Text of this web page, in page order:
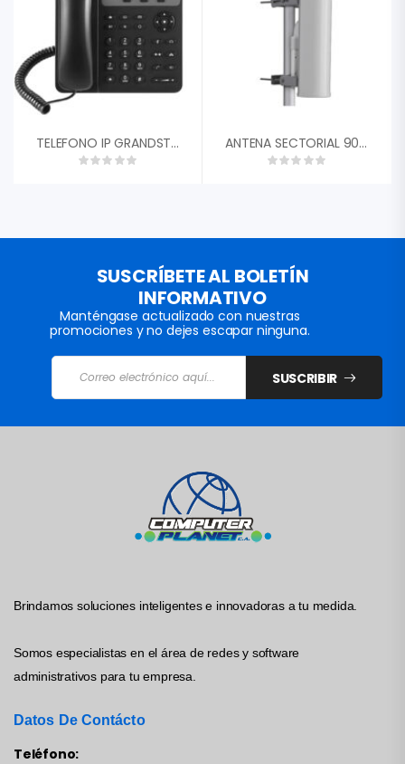
TELEFONO IP GRANDSTREAM GXP-1610 SIP 2X ETHERNET PANTALLA LCD CONFERENCIA TFTP / HTTP / HTTPS, SRTP Y TLS ANTENA SECTORIAL 90-120 GRADOS 18DBI 4.9-5.97 GHZ 35DB CAMBIUM NETWORKS APMP5FA 2X CONECTOR RPSMA
SUSCRÍBETE AL BOLETÍN
INFORMATIVO
Manténgase actualizado con nuestras
promociones y no dejes escapar ninguna.
SUSCRIBIR
Brindamos soluciones inteligentes e innovadoras a tu medida.
Somos especialistas en el área de redes y software
administrativos para tu empresa.
Datos De Contácto
Teléfono: